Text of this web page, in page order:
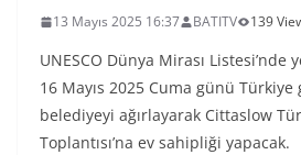
13 Mayıs 2025 16:37 BATITV 139
UNESCO Dünya Mirası
16 Mayıs 2025 Cuma günü
belediyeyi ağırlayarak Cittaslow
Toplantısı’na ev sahipliği yapacak.